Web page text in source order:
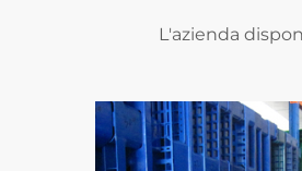
L'azienda